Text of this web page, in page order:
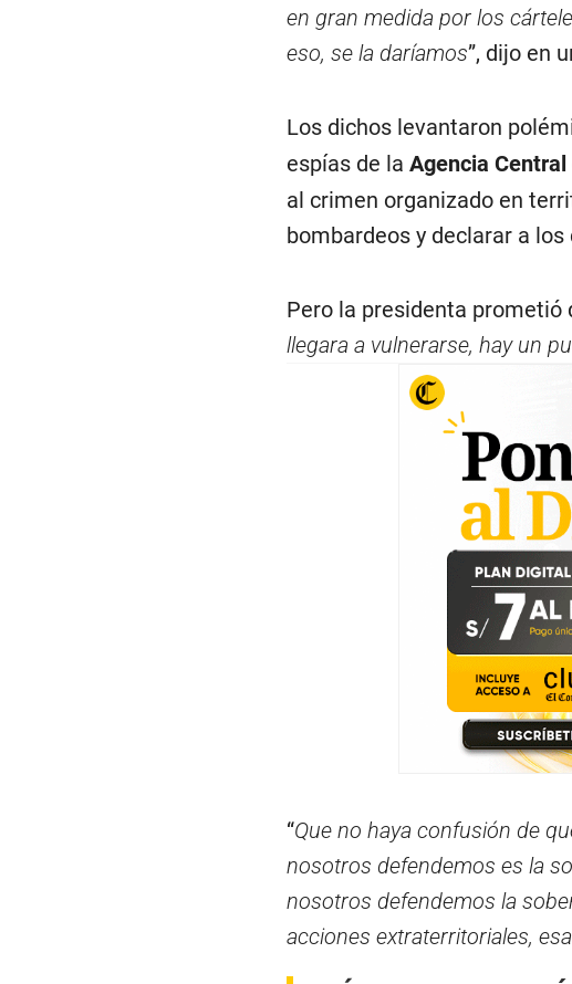
en gran medida por los
eso, se la daríamos”, dijo en
Los dichos levantaron
espías de la Agencia
al crimen organizado en
bombardeos y declarar a
Pero la presidenta prometió
llegara a vulnerarse, hay un
“Que no haya confusión de
nosotros defendemos es la
nosotros defendemos la
acciones extraterritoriales,